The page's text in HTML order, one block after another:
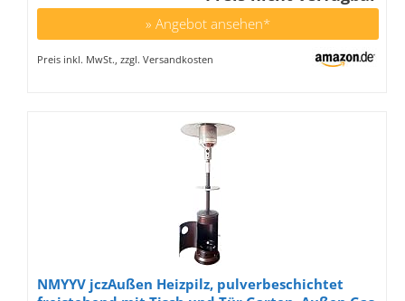
» Angebot ansehen*
Preis inkl. MwSt., zzgl. Versandkosten
NMYYV jczAußen Heizpilz, pulverbeschichtet